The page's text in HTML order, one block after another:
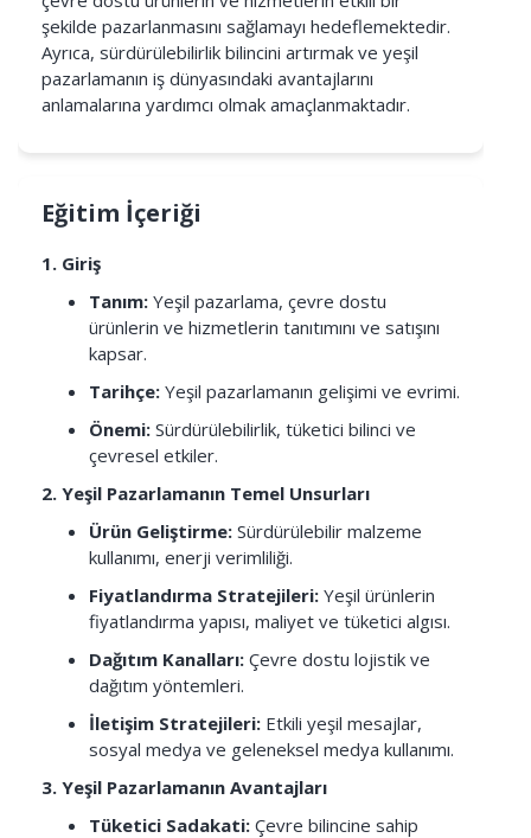
şekilde pazarlanmasını sağlamayı hedeflemektedir.
Ayrıca, sürdürülebilirlik bilincini artırmak ve yeşil
pazarlamanın iş dünyasındaki avantajlarını
anlamalarına yardımcı olmak amaçlanmaktadır.
Eğitim İçeriği
1. Giriş
Tanım: Yeşil pazarlama, çevre dostu
ürünlerin ve hizmetlerin tanıtımını ve satışını
kapsar.
Tarihçe: Yeşil pazarlamanın gelişimi ve evrimi.
Önemi: Sürdürülebilirlik, tüketici bilinci ve
çevresel etkiler.
2. Yeşil Pazarlamanın Temel Unsurları
Ürün Geliştirme: Sürdürülebilir malzeme
kullanımı, enerji verimliliği.
Fiyatlandırma Stratejileri: Yeşil ürünlerin
fiyatlandırma yapısı, maliyet ve tüketici algısı.
Dağıtım Kanalları: Çevre dostu lojistik ve
dağıtım yöntemleri.
İletişim Stratejileri: Etkili yeşil mesajlar,
sosyal medya ve geleneksel medya kullanımı.
3. Yeşil Pazarlamanın Avantajları
Tüketici Sadakati: Çevre bilincine sahip